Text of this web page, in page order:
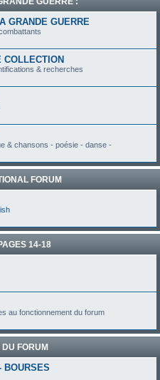
GRANDE GUERRE
& recherches
& chansons - poésie - danse -
FORUM
14-18
au fonctionnement du forum
FORUM
BOURSES